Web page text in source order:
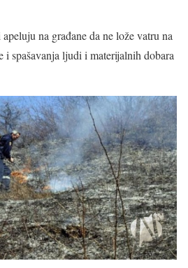
na građane da ne lože vatru na
i spašavanja ljudi i materijalnih dobara